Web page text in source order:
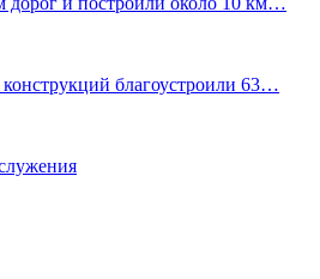
благоустроили 63…